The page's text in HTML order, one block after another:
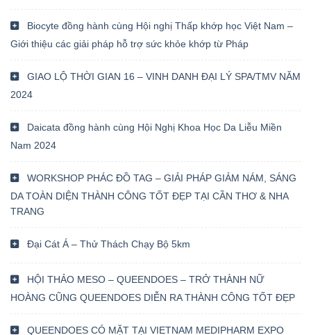
Biocyte đồng hành cùng Hội nghị Thấp khớp học Việt Nam –
Giới thiệu các giải pháp hỗ trợ sức khỏe khớp từ Pháp
GIAO LỘ THỜI GIAN 16 – VINH DANH ĐẠI LÝ SPA/TMV NĂM
2024
Daicata đồng hành cùng Hội Nghị Khoa Học Da Liễu Miền
Nam 2024
WORKSHOP PHÁC ĐỒ TAG – GIẢI PHÁP GIẢM NÁM, SÁNG
DA TOÀN DIỆN THÀNH CÔNG TỐT ĐẸP TẠI CẦN THƠ & NHA
TRANG
Đại Cát Á – Thử Thách Chạy Bộ 5km
HỘI THẢO MESO – QUEENDOES – TRỞ THÀNH NỮ
HOÀNG CŨNG QUEENDOES DIỄN RA THÀNH CÔNG TỐT ĐẸP
QUEENDOES CÓ MẶT TẠI VIETNAM MEDIPHARM EXPO